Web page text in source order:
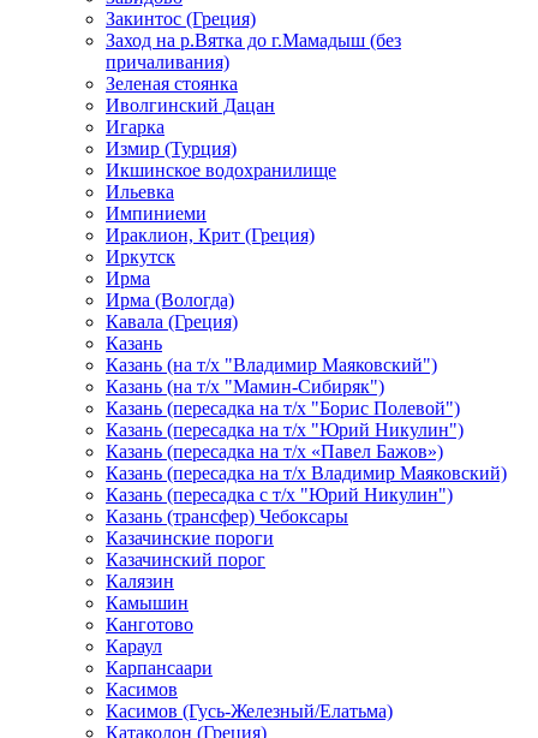
Закинтос (Греция)
Заход на р.Вятка до г.Мамадыш (без
причаливания)
Зеленая стоянка
Иволгинский Дацан
Игарка
Измир (Турция)
Икшинское водохранилище
Ильевка
Импиниеми
Ираклион, Крит (Греция)
Иркутск
Ирма
Ирма (Вологда)
Кавала (Греция)
Казань
Казань (на т/х "Владимир Маяковский")
Казань (на т/х "Мамин-Сибиряк")
Казань (пересадка на т/х "Борис Полевой")
Казань (пересадка на т/х "Юрий Никулин")
Казань (пересадка на т/х «Павел Бажов»)
Казань (пересадка на т/х Владимир Маяковский)
Казань (пересадка с т/х "Юрий Никулин")
Казань (трансфер) Чебоксары
Казачинские пороги
Казачинский порог
Калязин
Камышин
Канготово
Караул
Карпансаари
Касимов
Касимов (Гусь-Железный/Елатьма)
Катаколон (Греция)